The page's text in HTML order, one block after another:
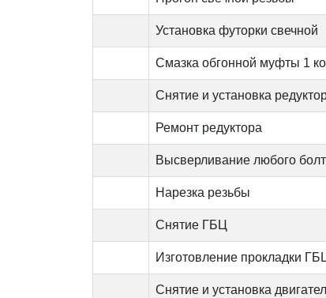
Установка футорки свечной
Смазка обгонной муфты 1
Снятие и установка
Ремонт редуктора
Высверливание любого
Нарезка резьбы
Снятие ГБЦ
Изготовление прокладки
Снятие и установка